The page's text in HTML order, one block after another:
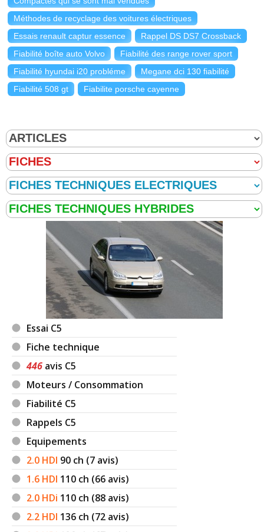
Méthodes de recyclage des voitures électriques
Essais renault captur essence
Rappel DS DS7 Crossback
Fiabilité boîte auto Volvo
Fiabilité des range rover sport
Fiabilité hyundai i20 probléme
Megane dci 130 fiabilité
Fiabilité 508 gt
Fiabilite porsche cayenne
Essai C5
Fiche technique
446 avis C5
Moteurs / Consommation
Fiabilité C5
Rappels C5
Equipements
2.0 HDI 90 ch (7 avis)
1.6 HDI 110 ch (66 avis)
2.0 HDi 110 ch (88 avis)
2.2 HDI 136 ch (72 avis)